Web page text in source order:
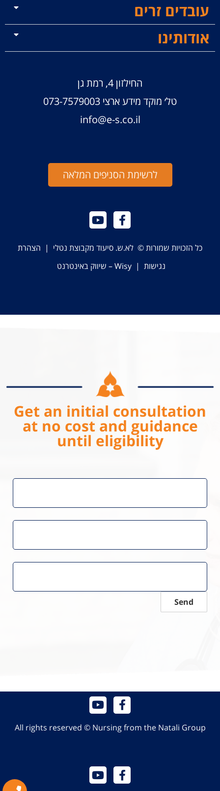
עובדים זרים
אודותינו
החילזון 4, רמת גן
טל׳ מוקד מידע ארצי 073-7579003
info@e-s.co.il
לרשימת הסניפים המלאה
כל הזכויות שמורות © לא.ש. סיעוד מקבוצת נטלי | הצהרת
נגישות |Wisy – שיווק באינטרנט
Get an initial consultation
at no cost and guidance
until eligibility
Send
All rights reserved © Nursing from the Natali Group